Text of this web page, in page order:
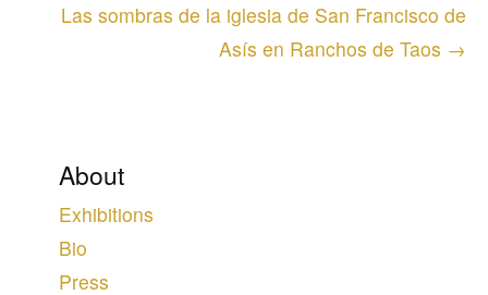
Las sombras de la iglesia de San Francisco de
Asís en Ranchos de Taos →
About
Exhibitions
Bio
Press